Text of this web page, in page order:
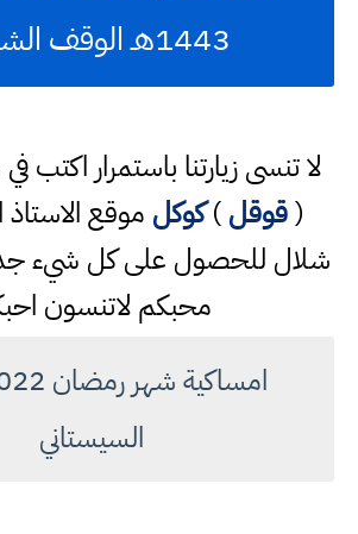
1443هـ الوقف الشيعي
لا تنسى زيارتنا باستمرار
(قوقل)كوكل موقع
شلال للحصول على كل شيء
محبكم لاتنسون
السيستاني